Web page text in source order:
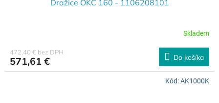
A
R
M
O
Dražice OKC 160 - 1106208101
Skladem
472,40 € bez DPH
571,61 € Do košíka
Kód:AK1000K